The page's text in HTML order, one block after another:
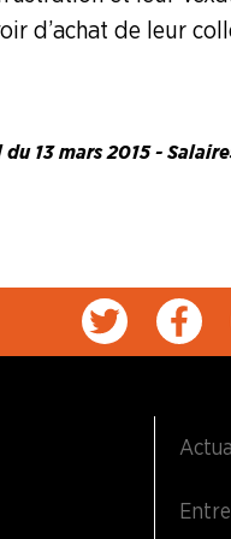
d’achat de leur
13 mars 2015 -